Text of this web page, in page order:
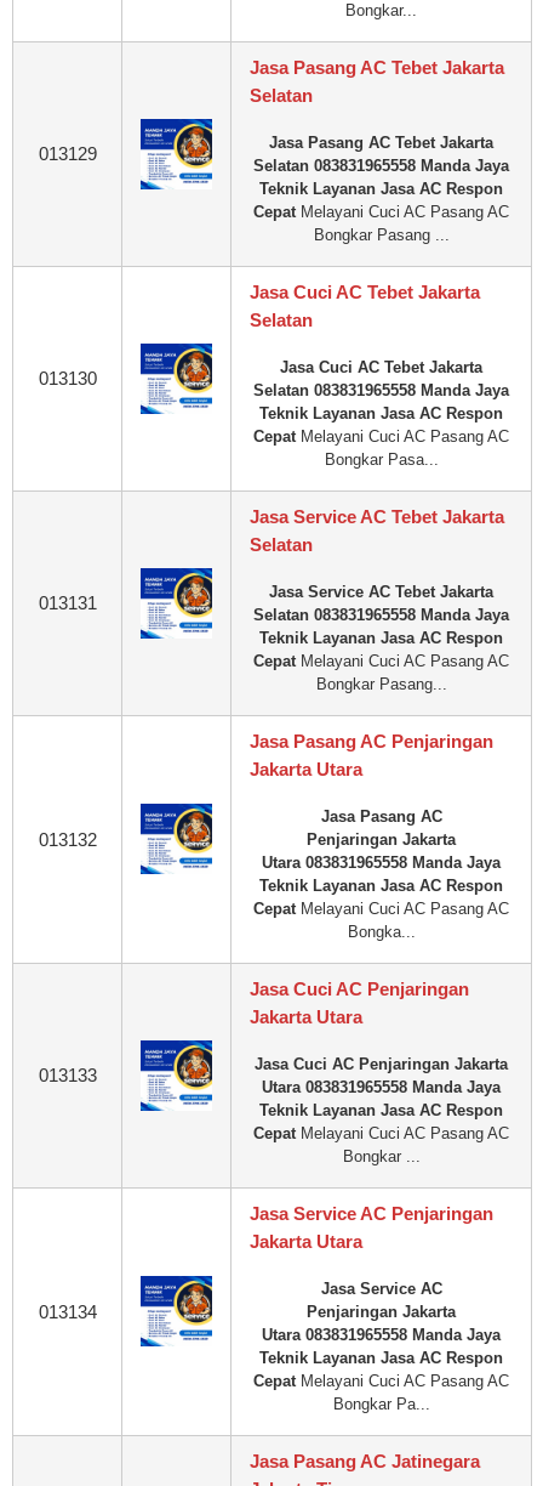
Bongkar...
013129
Jasa Pasang AC Tebet Jakarta
Selatan
Jasa Pasang AC Tebet Jakarta
Selatan 083831965558 Manda Jaya
Teknik Layanan Jasa AC Respon
Cepat Melayani Cuci AC Pasang AC
Bongkar Pasang ...
013130
Jasa Cuci AC Tebet Jakarta
Selatan
Jasa Cuci AC Tebet Jakarta
Selatan 083831965558 Manda Jaya
Teknik Layanan Jasa AC Respon
Cepat Melayani Cuci AC Pasang AC
Bongkar Pasa...
013131
Jasa Service AC Tebet Jakarta
Selatan
Jasa Service AC Tebet Jakarta
Selatan 083831965558 Manda Jaya
Teknik Layanan Jasa AC Respon
Cepat Melayani Cuci AC Pasang AC
Bongkar Pasang...
013132
Jasa Pasang AC Penjaringan
Jakarta Utara
Jasa Pasang AC
Penjaringan Jakarta
Utara 083831965558 Manda Jaya
Teknik Layanan Jasa AC Respon
Cepat Melayani Cuci AC Pasang AC
Bongka...
013133
Jasa Cuci AC Penjaringan
Jakarta Utara
Jasa Cuci AC Penjaringan Jakarta
Utara 083831965558 Manda Jaya
Teknik Layanan Jasa AC Respon
Cepat Melayani Cuci AC Pasang AC
Bongkar ...
013134
Jasa Service AC Penjaringan
Jakarta Utara
Jasa Service AC
Penjaringan Jakarta
Utara 083831965558 Manda Jaya
Teknik Layanan Jasa AC Respon
Cepat Melayani Cuci AC Pasang AC
Bongkar Pa...
Jasa Pasang AC Jatinegara